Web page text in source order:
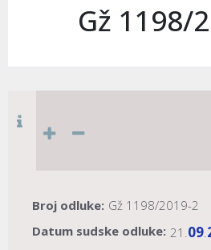
Gž 1198/
Broj odluke: Gž 1198/2019-2
Datum sudske odluke: 21.09.